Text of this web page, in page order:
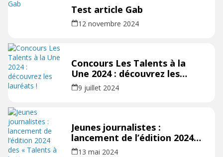
Test article Gab
12 novembre 2024
Concours Les Talents à la
Une 2024 : découvrez les
lauréats !
9 juillet 2024
Jeunes journalistes :
lancement de l’édition 2024
des « Talents à la Une »
13 mai 2024